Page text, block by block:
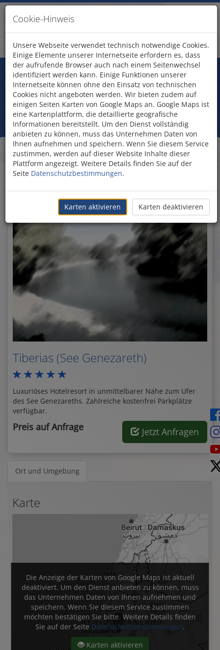
Hotel The Setai
Fragen?
Treten Sie mit uns in Kontakt!
Ihre Unterkunft - Hotel
The Setai
Tiberias (See Genezareth)
Luxuriöses Hotelresort in unmittelbarer Nähe zum Ufer
des See Genezareths. Zahlreiche kostenfrei Parkplätze
verfügbar.
Preis auf Anfrage Jetzt Anfragen
Ort und Umgebung
Karte
Die Anzeige der Karten von Google Maps ist aktuell
deaktiviert. Um den Dienst anbieten zu können, muss
das Unternehmen Daten von Ihnen aufnehmen und
speichern. Wenn Sie diesem Service zustimmen
möchten bestätigen Sie bitte. Weitere Details finden
Sie auf der Seite Datenschutzbestimmungen.
Karten aktivieren
Cookie-Hinweis
Unsere Webseite verwendet technisch notwendige Cookies.
Einige Elemente unserer Internetseite erfordern es, dass
der aufrufende Browser auch nach einem Seitenwechsel
identifiziert werden kann. Einige Funktionen unserer
Internetseite können ohne den Einsatz von technischen
Cookies nicht angeboten werden. Wir bieten zudem auf
einigen Seiten Karten von Google Maps an. Google Maps ist
eine Kartenplattform, die detaillierte geografische
Informationen bereitstellt. Um den Dienst vollständig
anbieten zu können, muss das Unternehmen Daten von
Ihnen aufnehmen und speichern. Wenn Sie diesem Service
zustimmen, werden auf dieser Website Inhalte dieser
Plattform angezeigt. Weitere Details finden Sie auf der
Seite Datenschutzbestimmungen.
Karten deaktivieren
Karten aktivieren